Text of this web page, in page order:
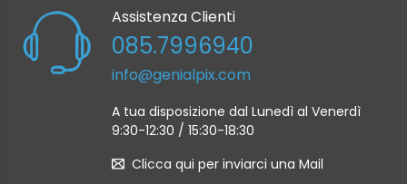
Assistenza Clienti
085.7996940
info@genialpix.com
A tua disposizione dal Lunedì al Venerdì
9:30-12:30 / 15:30-18:30
Clicca qui per inviarci una Mail